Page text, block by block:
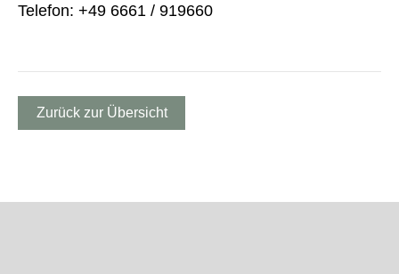
Telefon: +49 6661 / 919660
Zurück zur Übersicht